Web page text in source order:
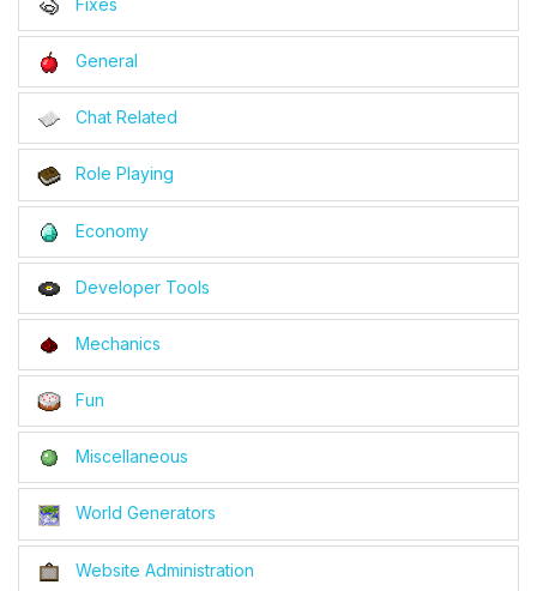
General
Chat Related
Role Playing
Economy
Developer Tools
Mechanics
Fun
Miscellaneous
World Generators
Website Administration